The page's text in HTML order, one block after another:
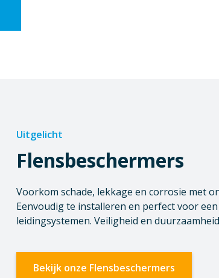
Uitgelicht
Flensbeschermers
Voorkom schade, lekkage en corrosie met
Eenvoudig te installeren en perfect voor
leidingsystemen. Veiligheid en
Bekijk onze Flensbeschermers